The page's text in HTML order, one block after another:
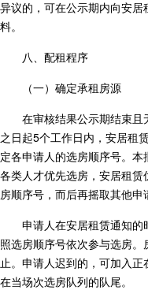
异议的，可在公示期内向安
料。
八、配租程序
（一）确定承租房源
在审核结果公示期结束且
之日起5个工作日内，安居租
定各申请人的选房顺序号。本
各类人才优先选房，安居租
房顺序号，而后再摇取其他申
申请人在安居租赁通知
照选房顺序号依次参与选房
止。申请人迟到的，可加入
在当场次选房队列的队尾。